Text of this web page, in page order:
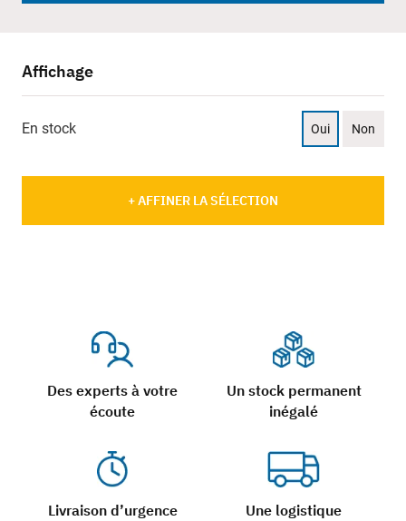
Affichage
En stock Oui Non
+ AFFINER LA SÉLECTION
Des experts à votre
écoute
Un stock permanent
inégalé
Livraison d’urgence
Une logistique